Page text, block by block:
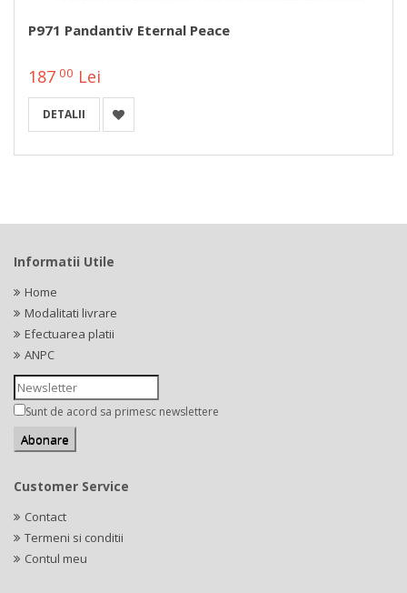
P971 Pandantiv Eternal Peace
187 00 Lei
DETALII
Informatii Utile
Home
Modalitati livrare
Efectuarea platii
ANPC
Sunt de acord sa primesc newslettere
Customer Service
Contact
Termeni si conditii
Contul meu